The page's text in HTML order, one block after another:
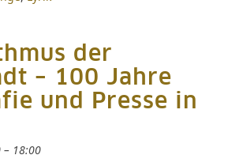
der
– 100 Jahre
und Presse in
– 18:00